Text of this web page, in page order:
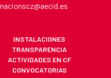
INSTALACIONES
TRANSPARENCIA
ACTIVIDADES EN CF
CONVOCATORIAS